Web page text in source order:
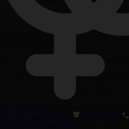
Reguliere Zaden
Speciale Aanbiedingen
Handelswaar
Groothandel Aanmelden